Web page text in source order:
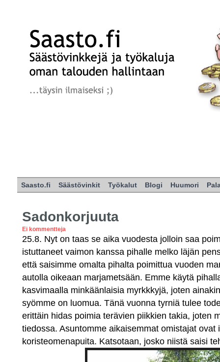
Saasto.fi Säästövinkit Työkalut Blogi Huumori
Sadonkorjuuta
Ei kommentteja
25.8. Nyt on taas se aika vuodesta jolloin saa
istuttaneet vaimon kanssa pihalle melko läjän
että saisimme omalta pihalta poimittua vuoden
autolla oikeaan marjametsään. Emme käytä
kasvimaalla minkäänlaisia myrkkkyjä, joten
syömme on luomua. Tänä vuonna tyrniä tulee
erittäin hidas poimia terävien piikkien takia, joten
tiedossa. Asuntomme aikaisemmat omistajat ovat
koristeomenapuita. Katsotaan, josko niistä saisi